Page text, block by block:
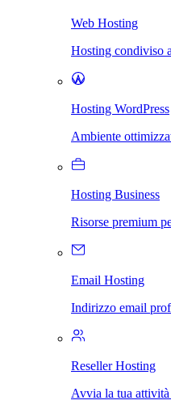
Web Hosting
Hosting condiviso
Hosting WordPress
Ambiente
Hosting Business
Risorse premium
Email Hosting
Indirizzo email
Reseller Hosting
Avvia la tua